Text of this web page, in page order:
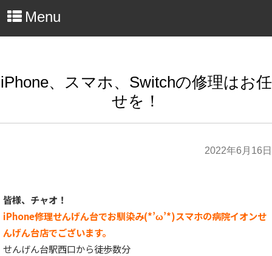
Menu
iPhone、スマホ、Switchの修理はお任
せを！
2022年6月16日
皆様、チャオ！
iPhone修理せんげん台でお馴染み(*’ω’*)スマホの病院イオンせ
んげん台店でございます。
せんげん台駅西口から徒歩数分